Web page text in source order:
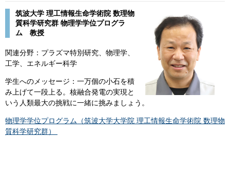
筑波大学 理工情報生命学術院 数理物
質科学研究群 物理学学位プログラ
ム 教授
関連分野：プラズマ特別研究、物理学、
工学、エネルギー科学
​学生へのメッセージ：一万個の小石を積
み上げて一段上る。核融合発電の実現と
いう人類最大の挑戦に一緒に挑みましょう。
物理学学位プログラム（筑波大学大学院 理工情報生命学術院 数理物
質科学研究群）